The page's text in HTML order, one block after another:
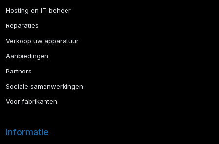
Hosting en IT-beheer
Reparaties
Verkoop uw apparatuur
Aanbiedingen
Partners
Sociale samenwerkingen
Voor fabrikanten
Informatie